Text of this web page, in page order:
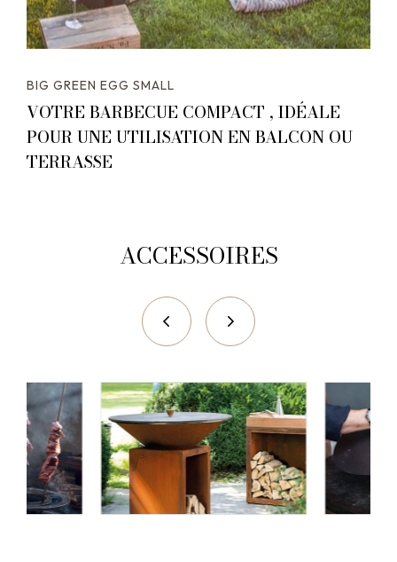
BIG GREEN EGG SMALL
VOTRE BARBECUE COMPACT , IDÉALE
POUR UNE UTILISATION EN BALCON OU
TERRASSE
ACCESSOIRES